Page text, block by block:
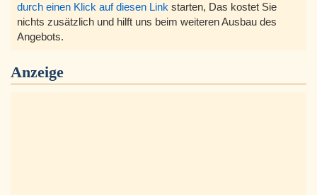
durch einen Klick auf diesen Link starten, Das kostet Sie
nichts zusätzlich und hilft uns beim weiteren Ausbau des
Angebots.
Anzeige